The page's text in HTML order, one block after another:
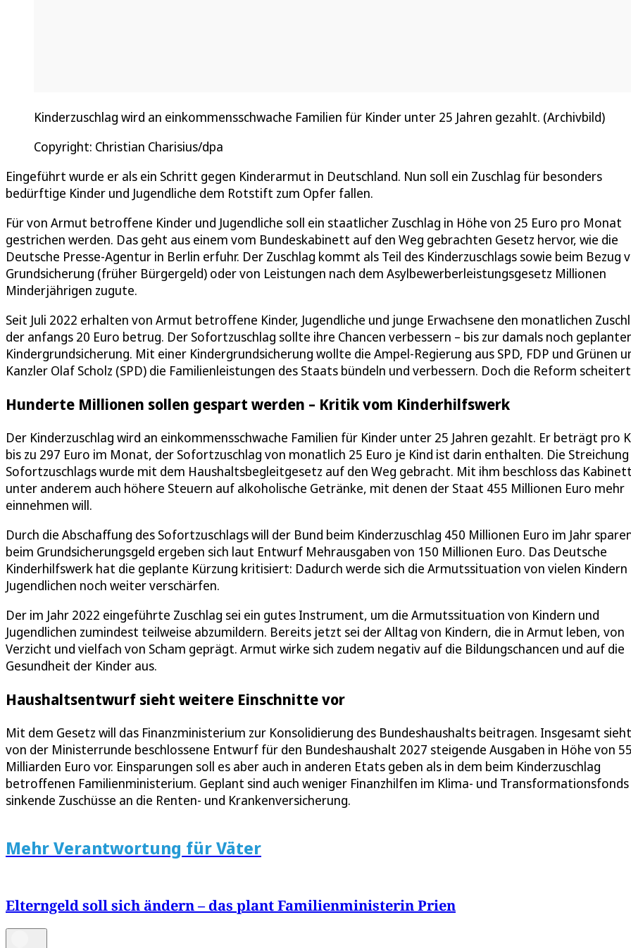
Kinderzuschlag wird an einkommensschwache Familien für Kinder unter 25 Jahren gezahlt. (Archivbild)
Copyright: Christian Charisius/dpa
Eingeführt wurde er als ein Schritt gegen Kinderarmut in Deutschland. Nun soll ein Zuschlag für besonders
bedürftige Kinder und Jugendliche dem Rotstift zum Opfer fallen.
Für von Armut betroffene Kinder und Jugendliche soll ein staatlicher Zuschlag in Höhe von 25 Euro pro Monat
gestrichen werden. Das geht aus einem vom Bundeskabinett auf den Weg gebrachten Gesetz hervor, wie die
Deutsche Presse-Agentur in Berlin erfuhr. Der Zuschlag kommt als Teil des Kinderzuschlags sowie beim Bezug
Grundsicherung (früher Bürgergeld) oder von Leistungen nach dem Asylbewerberleistungsgesetz Millionen
Minderjährigen zugute.
Seit Juli 2022 erhalten von Armut betroffene Kinder, Jugendliche und junge Erwachsene den monatlichen
der anfangs 20 Euro betrug. Der Sofortzuschlag sollte ihre Chancen verbessern – bis zur damals noch
Kindergrundsicherung. Mit einer Kindergrundsicherung wollte die Ampel-Regierung aus SPD, FDP und Grünen
Kanzler Olaf Scholz (SPD) die Familienleistungen des Staats bündeln und verbessern. Doch die Reform
Hunderte Millionen sollen gespart werden – Kritik vom Kinderhilfswerk
Der Kinderzuschlag wird an einkommensschwache Familien für Kinder unter 25 Jahren gezahlt. Er beträgt pro
bis zu 297 Euro im Monat, der Sofortzuschlag von monatlich 25 Euro je Kind ist darin enthalten. Die Streichung
Sofortzuschlags wurde mit dem Haushaltsbegleitgesetz auf den Weg gebracht. Mit ihm beschloss das
unter anderem auch höhere Steuern auf alkoholische Getränke, mit denen der Staat 455 Millionen Euro mehr
einnehmen will.
Durch die Abschaffung des Sofortzuschlags will der Bund beim Kinderzuschlag 450 Millionen Euro im Jahr
beim Grundsicherungsgeld ergeben sich laut Entwurf Mehrausgaben von 150 Millionen Euro. Das Deutsche
Kinderhilfswerk hat die geplante Kürzung kritisiert: Dadurch werde sich die Armutssituation von vielen Kindern
Jugendlichen noch weiter verschärfen.
Der im Jahr 2022 eingeführte Zuschlag sei ein gutes Instrument, um die Armutssituation von Kindern und
Jugendlichen zumindest teilweise abzumildern. Bereits jetzt sei der Alltag von Kindern, die in Armut leben, von
Verzicht und vielfach von Scham geprägt. Armut wirke sich zudem negativ auf die Bildungschancen und auf die
Gesundheit der Kinder aus.
Haushaltsentwurf sieht weitere Einschnitte vor
Mit dem Gesetz will das Finanzministerium zur Konsolidierung des Bundeshaushalts beitragen. Insgesamt
von der Ministerrunde beschlossene Entwurf für den Bundeshaushalt 2027 steigende Ausgaben in Höhe von
Milliarden Euro vor. Einsparungen soll es aber auch in anderen Etats geben als in dem beim Kinderzuschlag
betroffenen Familienministerium. Geplant sind auch weniger Finanzhilfen im Klima- und
sinkende Zuschüsse an die Renten- und Krankenversicherung.
Mehr Verantwortung für Väter
Elterngeld soll sich ändern – das plant Familienministerin Prien